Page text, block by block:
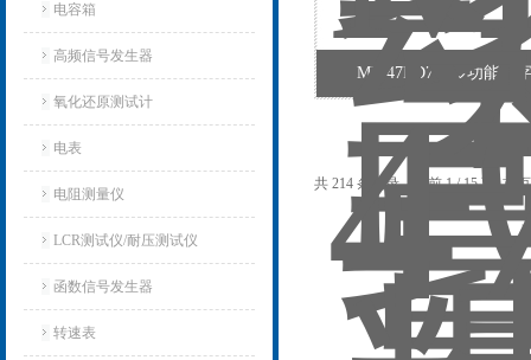
电容箱
高频信号发生器
氧化还原测试计
电表
电阻测量仪
LCR测试仪/耐压测试仪
函数信号发生器
转速表
MF-47RD700多功能数
共 214 条记录，当前 1 / 15 页 首